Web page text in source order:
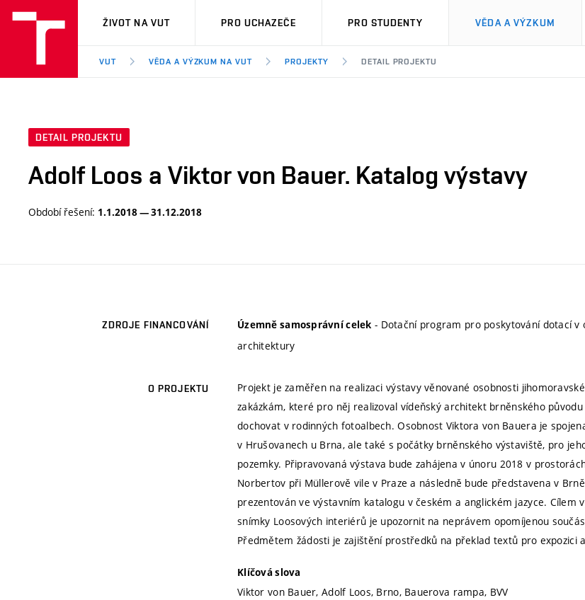
VUT
ŽIVOT NA VUT PRO UCHAZEČE PRO STUDENTY VĚDA A VÝZKUM
VUT VĚDA A VÝZKUM NA VUT PROJEKTY DETAIL PROJEKTU
DETAIL PROJEKTU
Adolf Loos a Viktor von Bauer. Katalog výstavy
Období řešení: 1.1.2018 — 31.12.2018
ZDROJE FINANCOVÁNÍ Územně samosprávní celek - Dotační program pro poskytování dotací
architektury
O PROJEKTU
Projekt je zaměřen na realizaci výstavy věnované osobnosti
zakázkám, které pro něj realizoval vídeňský architekt brněnského
dochovat v rodinných fotoalbech. Osobnost Viktora von Bauera je
v Hrušovanech u Brna, ale také s počátky brněnského výstaviště, pro
pozemky. Připravovaná výstava bude zahájena v únoru 2018 v
Norbertov při Müllerově vile v Praze a následně bude představena v
prezentován ve výstavním katalogu v českém a anglickém jazyce. Cílem
snímky Loosových interiérů je upozornit na neprávem opomíjenou
Předmětem žádosti je zajištění prostředků na překlad textů pro expozici
Klíčová slova
Viktor von Bauer, Adolf Loos, Brno, Bauerova rampa, BVV